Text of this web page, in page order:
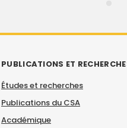
PUBLICATIONS ET
Études et recherches
Publications du CSA
Académique